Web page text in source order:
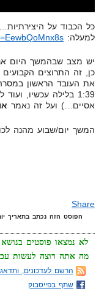
כל הכבוד על
למעלה:
יש מצב שבהמשך היום
כן, זה התרוצים
את העובד הראשון
1:39 בלילה עכשיו,
אסיים…) ועל זה נאמר
המשך יום/שבוע מהנה
Share
הפוסט הזה נכתב בתאריך יום שני, 6 ביוני, 2011 בשעה 1:37
לא נמצאו פוסטים בנושא
מה אתה רוצה לעשות
הרשם לעדכונים,
שתף בפייסבוק